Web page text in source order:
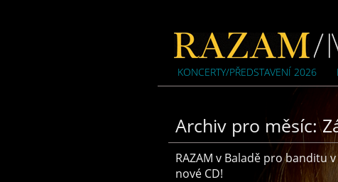
KONCERTY/PŘEDSTAVENÍ 2026
Archiv pro měsíc:
RAZAM v Baladě pro banditu
nové CD!